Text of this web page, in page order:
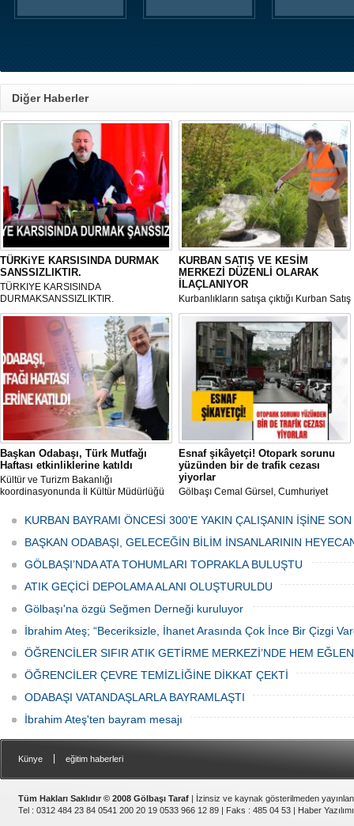
Diğer Haberler
TÜRKiYE KARSISINDA DURMAK
SANSSIZLIKTIR.
TÜRKIYE KARSISINDA
DURMAKSANSSIZLIKTIR.
KURBAN SATIŞ VE KESİM
MERKEZİ DÜZENLİ OLARAK
İLAÇLANIYOR
Kurbanlıkların satışa çıktığı Kurban Satış
ve Kesim Merkezi, haşere ve
mikropların önüne geçilmesi amacıyla
her gün Gölbaşı Belediyesi ekipleri
tarafından düzenli olarak ilaçlanıyor.
Başkan Odabaşı, Türk Mutfağı
Haftası etkinliklerine katıldı
Kültür ve Turizm Bakanlığı
koordinasyonunda İl Kültür Müdürlüğü
Haftası" etkinlikleri Ankara'da devam
ediyor.
Esnaf şikâyetçi! Otopark sorunu
yüzünden bir de trafik cezası
yiyorlar
Gölbaşı Cemal Gürsel, Cumhuriyet
bulunan esnaf ve alışverişe gelen
vatandaşlar park cezaları yüzünden
canından bezdi.
KURBAN BAYRAMI ÖNCESİ 300'E YAKIN ÇALIŞANIN İŞİNE
BAŞKAN ODABAŞI, GELECEĞİN BİLİM İNSANLARININ
GÖLBAŞI’NDA ATA TOHUMLARI TOPRAKLA BULUŞTU
ATIK GEÇİCİ DEPOLAMA ALANI OLUŞTURULDU
Gölbaşı'na özgü Seğmen Derneği kuruluyor
İbrahim Ateş; “Beceriksizle, İhanet Arasında Çok İnce Bir Çizgi
ÖĞRENCİLER SIFIR ATIK GETİRME MERKEZİ’NDE HEM
ÖĞRENCİLER ÇEVRE TEMİZLİĞİNE DİKKAT ÇEKTİ
ODABAŞI VATANDAŞLARLA BAYRAMLAŞTI
İbrahim Ateş'ten bayram mesajı
Künye eğitim haberleri
Tüm Hakları Saklıdır © 2008 Gölbaşı Taraf | İzinsiz ve kaynak gösterilmeden
Tel : 0312 484 23 84 0541 200 20 19 0533 966 12 89 | Faks : 485 04 53 | Haber Yazılımı